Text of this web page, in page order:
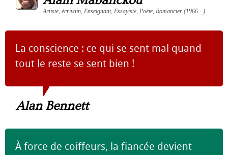
Artiste, écrivain, Enseignant, Essayiste, Poète, Romancier (1966 - )
La conscience : ce qui se sent mal quand
tout le reste se sent bien !
Alan Bennett
À force de coiffeurs, la fiancée devient